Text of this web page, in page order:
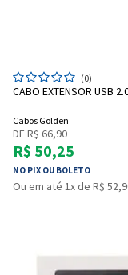
(0)
CABO EXTENSOR USB
Cabos Golden
DE R$ 66,90
R$ 50,25
NO PIX OU BOLETO
Ou em até 1x de R$